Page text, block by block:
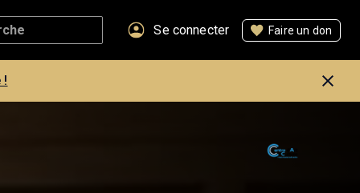
Se connecter Faire un don
!